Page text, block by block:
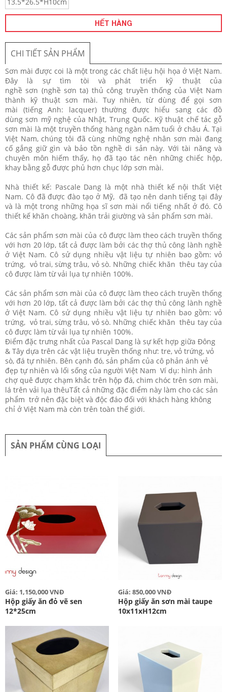
HẾT HÀNG
CHI TIẾT SẢN PHẨM
Sơn mài được coi là một trong các chất liệu hội họa ở Việt Nam.
Đây là sự tìm tòi và phát triển kỹ thuật của
nghề sơn (nghề sơn ta) thủ công truyền thống của Việt Nam
thành kỹ thuật sơn mài. Tuy nhiên, từ dùng để gọi sơn
mài (tiếng Anh: lacquer) thường được hiểu sang các đồ
dùng sơn mỹ nghệ của Nhật, Trung Quốc. Kỹ thuật chế tác gỗ
sơn mài là một truyền thống hàng ngàn năm tuổi ở châu Á. Tại
Việt Nam, chúng tôi đã cùng những nghệ nhân sơn mài đang
cố gắng giữ gìn và bảo tồn nghề di sản này. Với tài năng và
chuyên môn hiếm thấy, họ đã tạo tác nên những chiếc hộp,
khay bằng gỗ được phủ hơn chục lớp sơn mài.
Nhà thiết kế: Pascale Dang là một nhà thiết kế nội thất Việt
Nam. Cô đã được đào tạo ở Mỹ, đã tạo nên danh tiếng tại đây
và là một trong những họa sĩ sơn mài nổi tiếng nhất ở đó. Cô
thiết kế khăn choàng, khăn trải giường và sản phẩm sơn mài.
Các sản phẩm sơn mài của cô được làm theo cách truyền thống
với hơn 20 lớp, tất cả được làm bởi các thợ thủ công lành nghề
ở Việt Nam. Cô sử dụng nhiều vật liệu tự nhiên bao gồm: vỏ
trứng, vỏ trai, sừng trâu, vỏ sò. Những chiếc khăn thêu tay của
cô được làm từ vải lụa tự nhiên 100%.
Các sản phẩm sơn mài của cô được làm theo cách truyền thống
với hơn 20 lớp, tất cả được làm bởi các thợ thủ công lành nghề
ở Việt Nam. Cô sử dụng nhiều vật liệu tự nhiên bao gồm: vỏ
trứng, vỏ trai, sừng trâu, vỏ sò. Những chiếc khăn thêu tay của
cô được làm từ vải lụa tự nhiên 100%.
Điểm đặc trưng nhất của Pascal Dang là sự kết hợp giữa Đông
& Tây dựa trên các vật liệu truyền thống như: tre, vỏ trứng, vỏ
sò, đá tự nhiên. Bên cạnh đó, sản phẩm của cô phản ánh vẻ
đẹp tự nhiên và lối sống của người Việt Nam Ví dụ: hình ảnh
chợ quê được chạm khắc trên hộp đá, chim chóc trên sơn mài,
lá trên vải lụa thêuTất cả những đặc điểm này làm cho các sản
phẩm trở nên đặc biệt và độc đáo đối với khách hàng không
chỉ ở Việt Nam mà còn trên toàn thế giới.
SẢN PHẨM CÙNG LOẠI
Giá: 1,150,000 VNĐ
Hộp giấy ăn đỏ vẽ sen
12*25cm
Giá: 850,000 VNĐ
Hộp giấy ăn sơn mài taupe
10x11xH12cm